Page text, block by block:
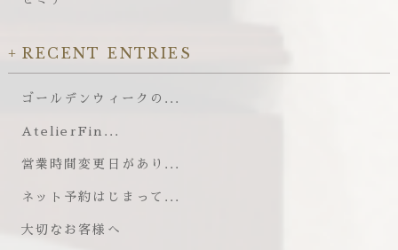
RECENT ENTRIES
ゴールデンウィークの...
AtelierFin...
営業時間変更日があり...
ネット予約はじまって...
大切なお客様へ